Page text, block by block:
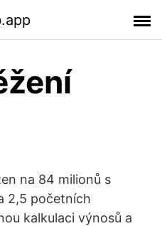
na 84 milionů s
2,5 početních
kalkulaci výnosů a